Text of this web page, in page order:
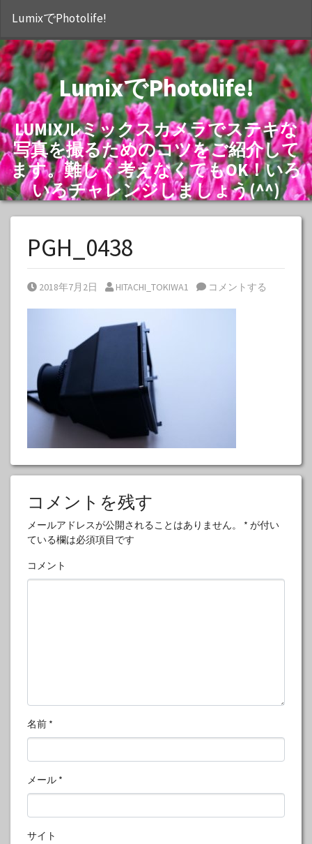
LumixでPhotolife!
LumixでPhotolife!
LUMIXルミックスカメラでステキな
写真を撮るためのコツをご紹介して
ます。難しく考えなくてもOK！いろ
いろチャレンジしましょう(^^)
PGH_0438
Posted on
2018年7月2日 Posted by
HITACHI_TOKIWA1 コメントする
コメントを残す
メールアドレスが公開されることはありません。 * が付い
ている欄は必須項目です
コメント
名前 *
メール *
サイト